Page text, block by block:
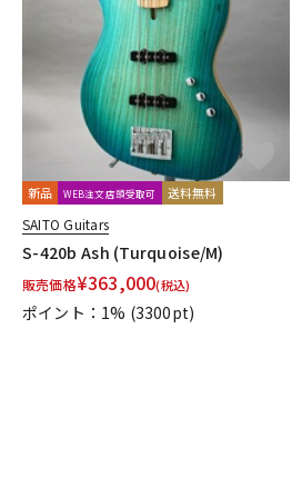
DJ機器
中古
新品 WEB注文店頭受取可 送料無料
SAITO Guitars
S-420b Ash (Turquoise/M)
販売価格¥363,000(税込)
ポイント：1% (3300pt)